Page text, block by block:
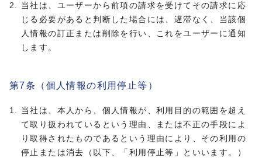
当社は、ユーザーから前項の請求を受けてその請求に応
じる必要があると判断した場合には、遅滞なく、当該個
人情報の訂正または削除を行い、これをユーザーに通知
します。
第7条（個人情報の利用停止等）
当社は、本人から、個人情報が、利用目的の範囲を超え
て取り扱われているという理由、または不正の手段によ
り取得されたものであるという理由により、その利用の
停止または消去（以下、「利用停止等」といいます。）